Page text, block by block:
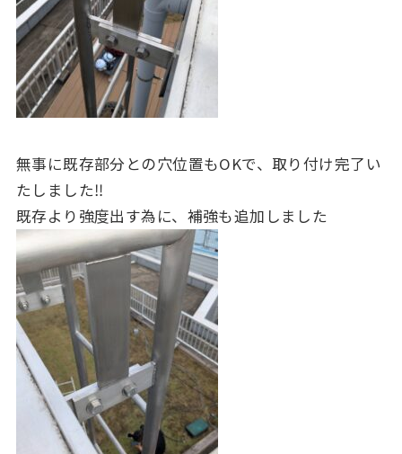
無事に既存部分との穴位置もOKで、取り付け完了い
たしました‼
既存より強度出す為に、補強も追加しました